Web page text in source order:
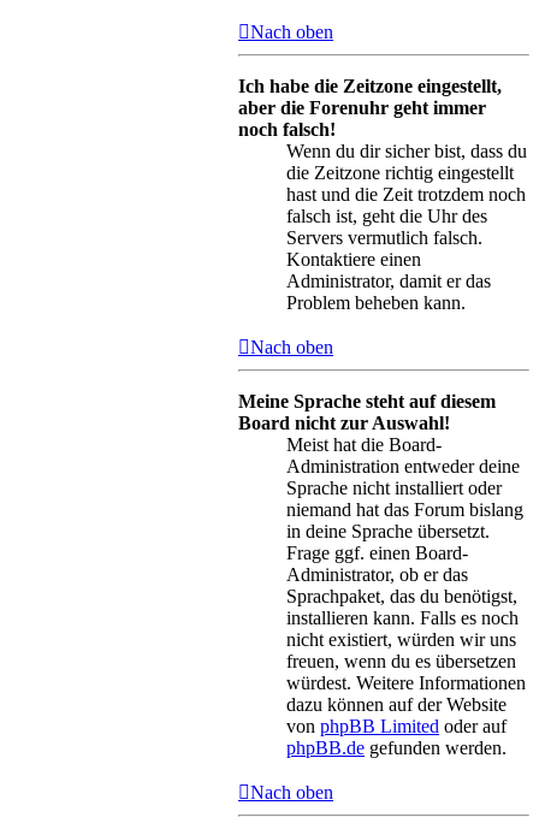
Nach oben
Ich habe die Zeitzone eingestellt,
aber die Forenuhr geht immer
noch falsch!
Wenn du dir sicher bist, dass du
die Zeitzone richtig eingestellt
hast und die Zeit trotzdem noch
falsch ist, geht die Uhr des
Servers vermutlich falsch.
Kontaktiere einen
Administrator, damit er das
Problem beheben kann.
Nach oben
Meine Sprache steht auf diesem
Board nicht zur Auswahl!
Meist hat die Board-
Administration entweder deine
Sprache nicht installiert oder
niemand hat das Forum bislang
in deine Sprache übersetzt.
Frage ggf. einen Board-
Administrator, ob er das
Sprachpaket, das du benötigst,
installieren kann. Falls es noch
nicht existiert, würden wir uns
freuen, wenn du es übersetzen
würdest. Weitere Informationen
dazu können auf der Website
von phpBB Limited oder auf
phpBB.de gefunden werden.
Nach oben